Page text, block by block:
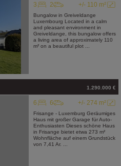
+/- 110 m²
3 2
Bungalow in Greiveldange
Luxembourg Located in a calm
and pleasant environment in
Greiveldange, this bungalow offers
a living area of approximately 110
m² on a beautiful plot ...
1.290.000 €
+/- 274 m²
6 6
Frisange - Luxemburg Geräumiges
Haus mit großer Garage für Auto-
Enthusiasten Dieses schöne Haus
in Frisange bietet etwa 273 m²
Wohnfläche auf einem Grundstück
von 7,41 Ar. ...